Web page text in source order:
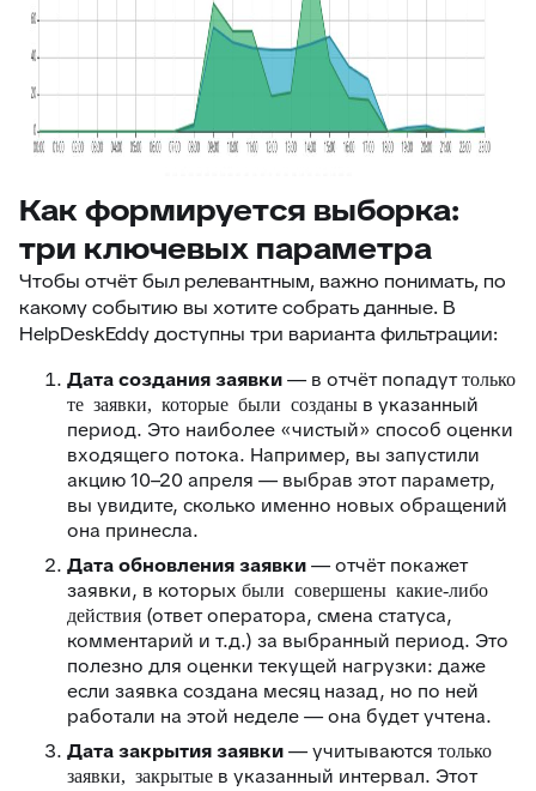
Как формируется выборка:
три ключевых параметра
Чтобы отчёт был релевантным, важно понимать, по
какому событию вы хотите собрать данные. В
HelpDeskEddy доступны три варианта фильтрации:
Дата создания заявки— в отчёт попадуттолько
те заявки, которые были созданы в указанный
период. Это наиболее «чистый» способ оценки
входящего потока. Например, вы запустили
акцию 10–20 апреля — выбрав этот параметр,
вы увидите, сколько именно новых обращений
она принесла.
Дата обновления заявки— отчёт покажет
заявки, в которых были совершены какие-либо
действия (ответ оператора, смена статуса,
комментарий и т.д.) за выбранный период. Это
полезно для оценки текущей нагрузки: даже
если заявка создана месяц назад, но по ней
работали на этой неделе — она будет учтена.
Дата закрытия заявки— учитываются только
заявки, закрытые в указанный интервал. Этот